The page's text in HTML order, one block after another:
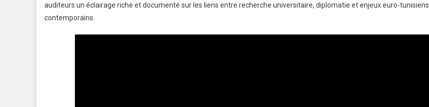
auditeurs un éclairage riche et documenté sur les liens entre recherche universitaire, diplomatie et enjeux euro-tunisiens
contemporains.